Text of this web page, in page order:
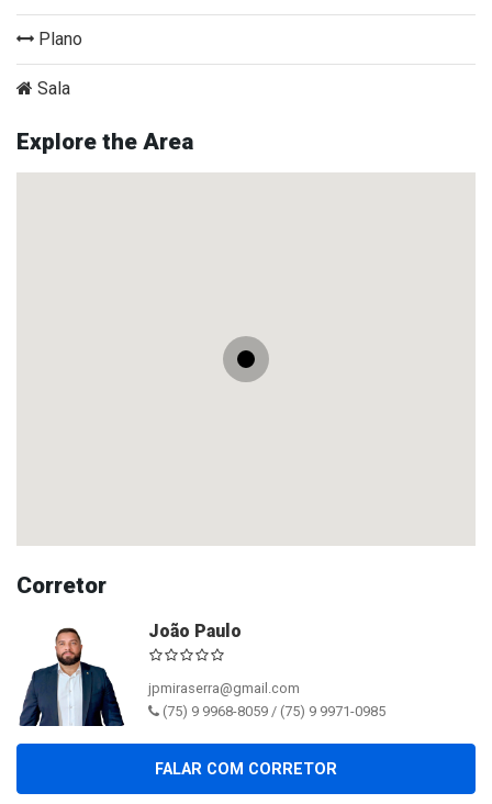
Plano
Sala
Explore the Area
Corretor
João Paulo
jpmiraserra@gmail.com
(75) 9 9968-8059 / (75) 9 9971-0985
FALAR COM CORRETOR